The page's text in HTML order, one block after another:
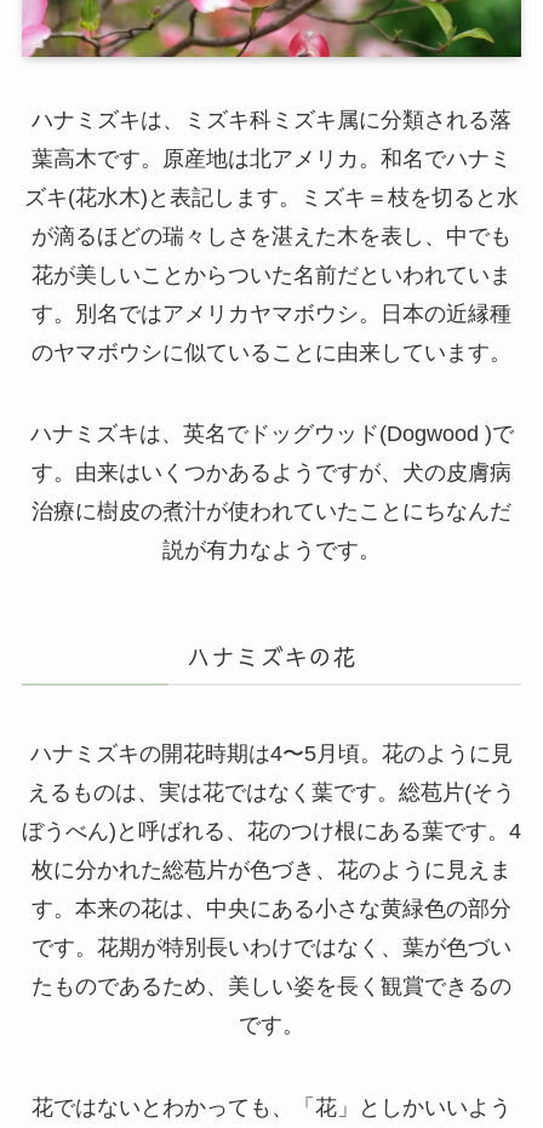
ハナミズキは、ミズキ科ミズキ属に分類される落
葉高木です。原産地は北アメリカ。和名でハナミ
ズキ(花水木)と表記します。ミズキ＝枝を切ると水
が滴るほどの瑞々しさを湛えた木を表し、中でも
花が美しいことからついた名前だといわれていま
す。別名ではアメリカヤマボウシ。日本の近縁種
のヤマボウシに似ていることに由来しています。
ハナミズキは、英名でドッグウッド(Dogwood )で
す。由来はいくつかあるようですが、犬の皮膚病
治療に樹皮の煮汁が使われていたことにちなんだ
説が有力なようです。
ハナミズキの花
ハナミズキの開花時期は4〜5月頃。花のように見
えるものは、実は花ではなく葉です。総苞片(そう
ぼうべん)と呼ばれる、花のつけ根にある葉です。4
枚に分かれた総苞片が色づき、花のように見えま
す。本来の花は、中央にある小さな黄緑色の部分
です。花期が特別長いわけではなく、葉が色づい
たものであるため、美しい姿を長く観賞できるの
です。
花ではないとわかっても、「花」としかいいよう